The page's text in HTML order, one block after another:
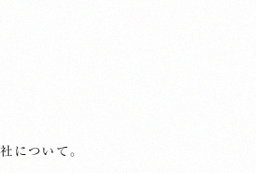
について。